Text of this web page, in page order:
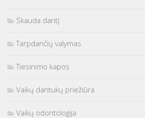
Skauda dantį
Tarpdančių valymas
Tiesinimo kapos
Vaikų dantukų priežiūra
Vaikų odontologija